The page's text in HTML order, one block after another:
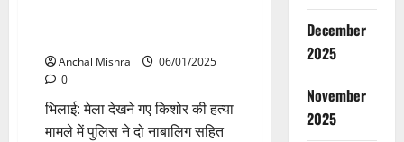
Anchal Mishra
06/01/2025
0
भिलाई: मेला देखने गए किशोर की हत्या
मामले में पुलिस ने दो नाबालिग सहित
December
2025
November
2025